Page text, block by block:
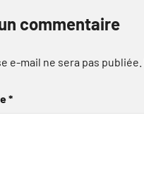
commentaire
e-mail ne sera pas publiée.
*